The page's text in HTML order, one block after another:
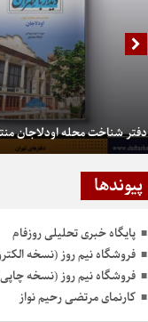
دفتر شناخت محله اودلاجان
پیوندها
پایگاه خبری تحلیلی روزفام
فروشگاه نیم روز (نسخه
فروشگاه نیم روز (نسخه
کارنمای مرتضی رحیم نواز